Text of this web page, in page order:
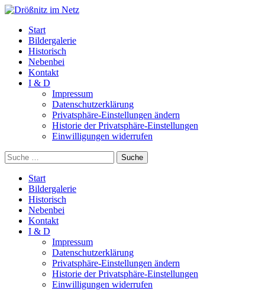
Start
Bildergalerie
Historisch
Nebenbei
Kontakt
I & D
Impressum
Datenschutzerklärung
Privatsphäre-Einstellungen ändern
Historie der Privatsphäre-Einstellungen
Einwilligungen widerrufen
Suche
Start
Bildergalerie
Historisch
Nebenbei
Kontakt
I & D
Impressum
Datenschutzerklärung
Privatsphäre-Einstellungen ändern
Historie der Privatsphäre-Einstellungen
Einwilligungen widerrufen